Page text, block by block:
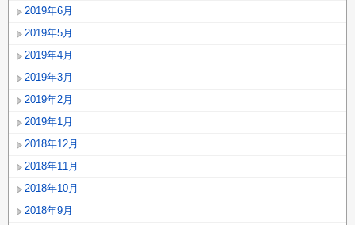
2019年6月
2019年5月
2019年4月
2019年3月
2019年2月
2019年1月
2018年12月
2018年11月
2018年10月
2018年9月